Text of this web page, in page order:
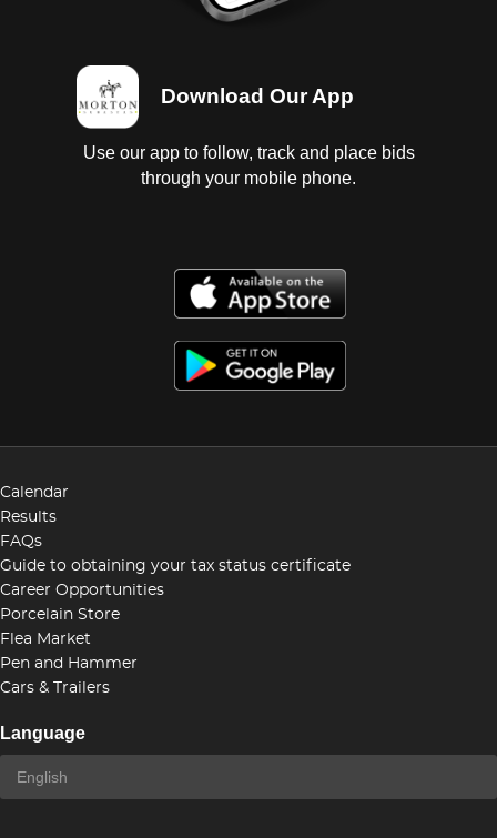
Download Our App
Use our app to follow, track and place bids
through your mobile phone.
Calendar
Results
FAQs
Guide to obtaining your tax status certificate
Career Opportunities
Porcelain Store
Flea Market
Pen and Hammer
Cars & Trailers
Language